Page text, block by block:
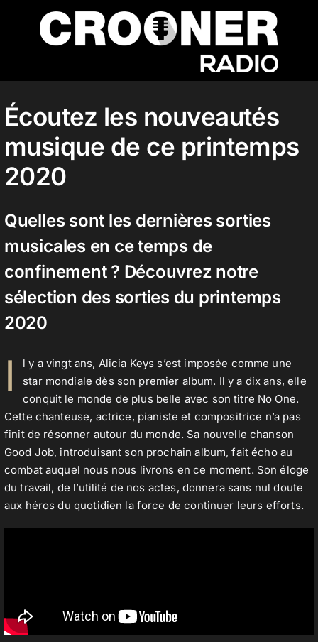
contenu
Accueil
Podcasts
Nos flux audio
Télécharger notre application
Contact
Écoutez les nouveautés
musique de ce printemps
2020
Quelles sont les dernières sorties
musicales en ce temps de
confinement ? Découvrez notre
sélection des sorties du printemps
2020
I
l y a vingt ans, Alicia Keys s’est imposée comme une
star mondiale dès son premier album. Il y a dix ans, elle
conquit le monde de plus belle avec son titre No One.
Cette chanteuse, actrice, pianiste et compositrice n’a pas
finit de résonner autour du monde. Sa nouvelle chanson
Good Job, introduisant son prochain album, fait écho au
combat auquel nous nous livrons en ce moment. Son éloge
du travail, de l’utilité de nos actes, donnera sans nul doute
aux héros du quotidien la force de continuer leurs efforts.